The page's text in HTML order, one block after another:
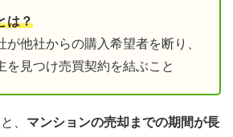
は？
が他社からの購入希望者を断り、
を見つけ売買契約を結ぶこと
、 マンションの売却までの期間が長